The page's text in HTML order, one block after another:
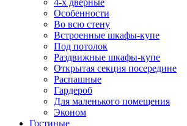
4-х дверные
Особенности
Во всю стену
Встроенные шкафы-купе
Под потолок
Раздвижные шкафы-купе
Открытая секция посередине
Распашные
Гардероб
Для маленького помещения
Эконом
Гостиные